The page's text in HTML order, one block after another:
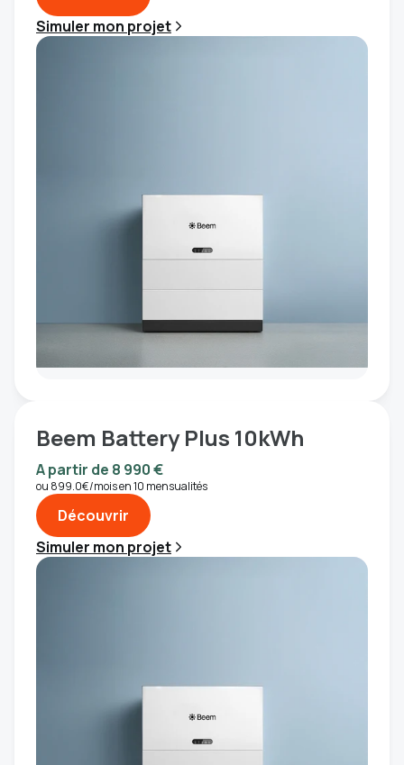
Simuler mon projet
Beem Battery Plus 10kWh
A partir de 8 990 €
ou 899.0€/mois en 10 mensualités
Découvrir
Simuler mon projet